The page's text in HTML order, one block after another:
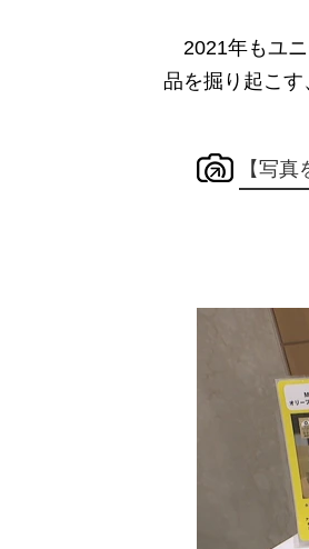
2021年もユニ
品を掘り起こす
【写